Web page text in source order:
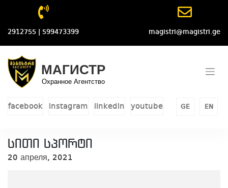
content
2912755 | 599473399 magistri@magistri.ge
МАГИСТР
Охранное Агентство
facebook instagram linkedin youtube GE EN
სითი სპორტი
20 апреля, 2021